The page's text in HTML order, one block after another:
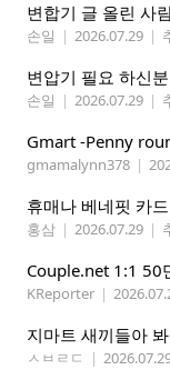
손일 | 2026.07.29 |
변압기 필요 하신
손일 | 2026.07.29 |
Gmart -Penny
gmamalynn378 |
휴매나 베네핏 카
홍삼 | 2026.07.29 |
KReporter |
지마트 새끼들아
ㅅㅂㄹㄷ |